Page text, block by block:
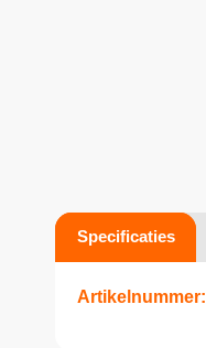
Specificaties
Artikelnummer: